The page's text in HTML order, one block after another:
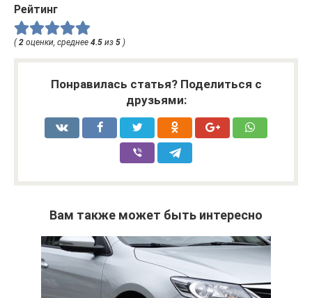
Рейтинг
( 2 оценки, среднее 4.5 из 5 )
Понравилась статья? Поделиться с
друзьями:
Вам также может быть интересно